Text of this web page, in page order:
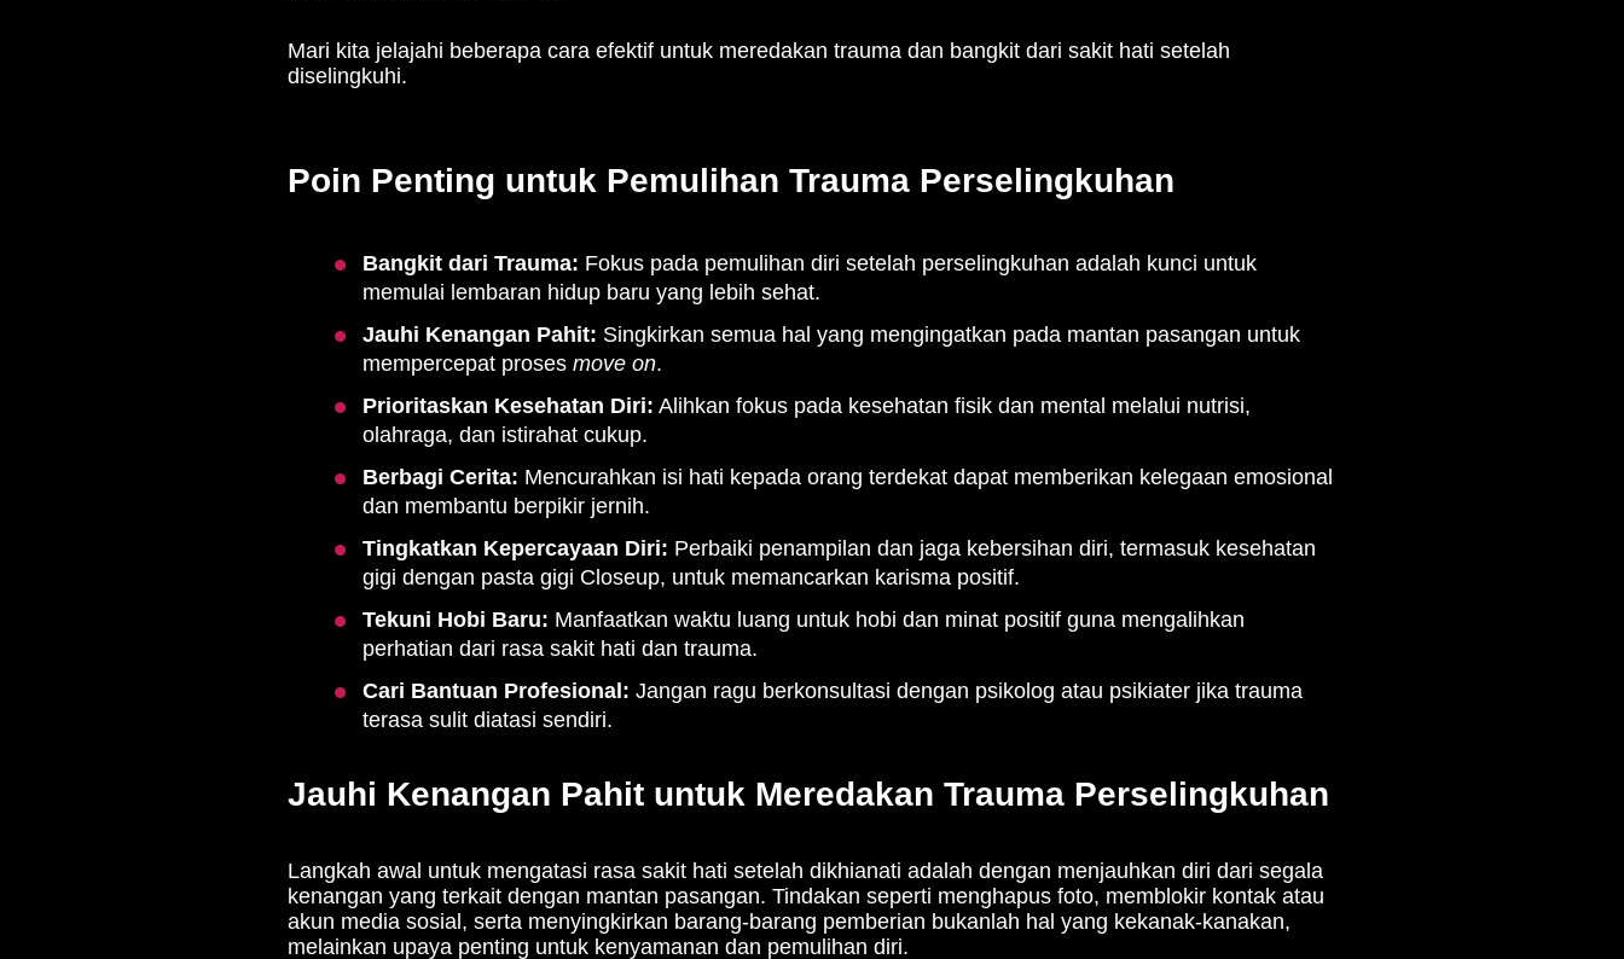
Mari kita jelajahi beberapa cara efektif untuk meredakan trauma dan bangkit dari sakit hati setelah
diselingkuhi.
Poin Penting untuk Pemulihan Trauma Perselingkuhan
Bangkit dari Trauma: Fokus pada pemulihan diri setelah perselingkuhan adalah kunci untuk
memulai lembaran hidup baru yang lebih sehat.
Jauhi Kenangan Pahit: Singkirkan semua hal yang mengingatkan pada mantan pasangan untuk
mempercepat proses move on.
Prioritaskan Kesehatan Diri: Alihkan fokus pada kesehatan fisik dan mental melalui nutrisi,
olahraga, dan istirahat cukup.
Berbagi Cerita: Mencurahkan isi hati kepada orang terdekat dapat memberikan kelegaan emosional
dan membantu berpikir jernih.
Tingkatkan Kepercayaan Diri: Perbaiki penampilan dan jaga kebersihan diri, termasuk kesehatan
gigi dengan pasta gigi Closeup, untuk memancarkan karisma positif.
Tekuni Hobi Baru: Manfaatkan waktu luang untuk hobi dan minat positif guna mengalihkan
perhatian dari rasa sakit hati dan trauma.
Cari Bantuan Profesional: Jangan ragu berkonsultasi dengan psikolog atau psikiater jika trauma
terasa sulit diatasi sendiri.
Jauhi Kenangan Pahit untuk Meredakan Trauma Perselingkuhan
Langkah awal untuk mengatasi rasa sakit hati setelah dikhianati adalah dengan menjauhkan diri dari segala
kenangan yang terkait dengan mantan pasangan. Tindakan seperti menghapus foto, memblokir kontak atau
akun media sosial, serta menyingkirkan barang-barang pemberian bukanlah hal yang kekanak-kanakan,
melainkan upaya penting untuk kenyamanan dan pemulihan diri.